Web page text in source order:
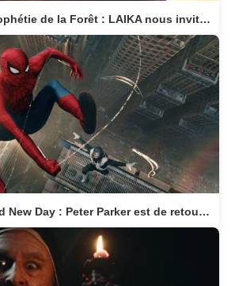
Wildwood - La Prophétie de la Forêt : LAIKA nous invite dans un monde magique
Spider-Man: Brand New Day : Peter Parker est de retour au cinéma le 29 juillet